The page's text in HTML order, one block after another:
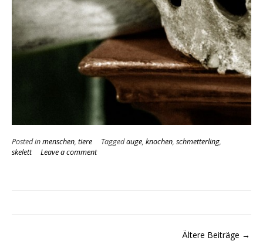
Posted inmenschen, tiere Taggedauge, knochen, schmetterling,
skelett
Leave a comment
Ältere Beiträge